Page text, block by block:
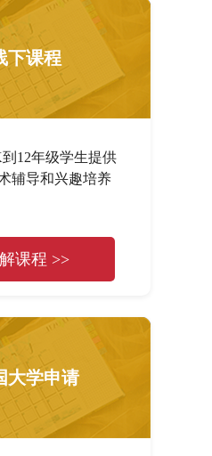
下课程
12年级学生提供
辅导和兴趣培养
课程 >>
大学申请